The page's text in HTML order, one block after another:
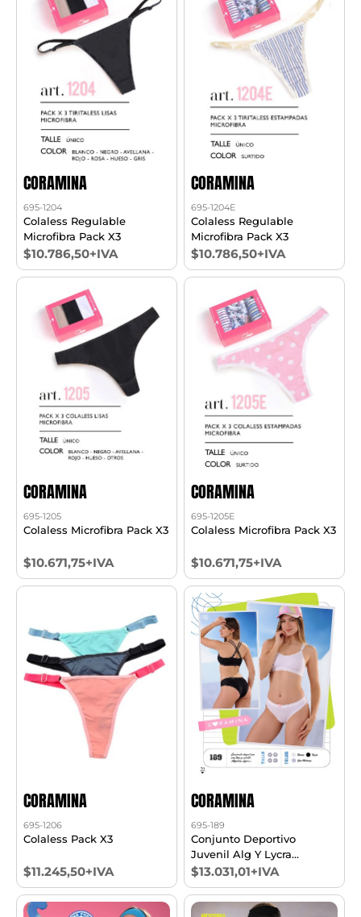
CORAMINA
695-1204
Colaless Regulable
Microfibra Pack X3
$10.786,50+IVA
CORAMINA
695-1204E
Colaless Regulable
Microfibra Pack X3
$10.786,50+IVA
CORAMINA
695-1205
Colaless Microfibra Pack X3
$10.671,75+IVA
CORAMINA
695-1205E
Colaless Microfibra Pack X3
$10.671,75+IVA
CORAMINA
695-1206
Colaless Pack X3
$11.245,50+IVA
CORAMINA
695-189
Conjunto Deportivo
Juvenil Alg Y Lycra
C/culotte T10/16
$13.031,01+IVA